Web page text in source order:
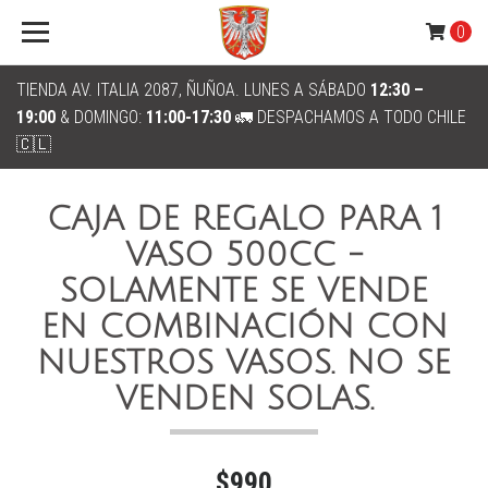
TIENDA AV. ITALIA 2087, ÑUÑOA. LUNES A SÁBADO 12:30 –
19:00 & DOMINGO: 11:00-17:30 🚛 DESPACHAMOS A TODO CHILE
🇨🇱
0
CAJA DE REGALO PARA 1
VASO 500CC -
SOLAMENTE SE VENDE
EN COMBINACIÓN CON
NUESTROS VASOS. NO SE
VENDEN SOLAS.